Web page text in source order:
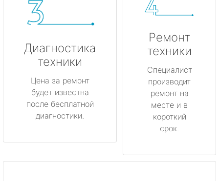
Диагностика
техники
Цена за ремонт
будет известна
после бесплатной
диагностики.
Ремонт
техники
Специалист
производит
ремонт на
месте и в
короткий
срок.